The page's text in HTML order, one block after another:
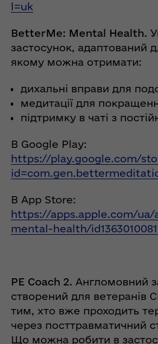
l=uk
BetterMe: Mental Health.
застосунок, адаптований
якому можна отримати:
дихальні вправи для
медитації для
підтримку в чаті з
В Google Play:
https://play.google.com/
В App Store:
https://apps.apple.com/
mental-health/
PE Coach 2. Англомовний
створений для ветеранів
тим, хто вже проходить
через посттравматичний
Що можна робити в